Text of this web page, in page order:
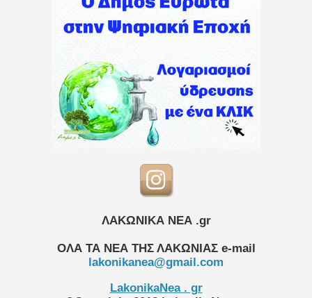
ΛΑΚΩΝΙΚΑ ΝΕΑ .gr
ΟΛΑ ΤΑ ΝΕΑ ΤΗΣ ΛΑΚΩΝΙΑΣ e-mail
lakonikanea@gmail.com
LakonikaNea . gr